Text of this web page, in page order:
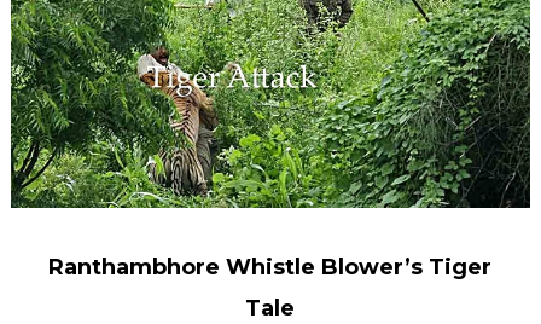
Ranthambhore Whistle Blower’s Tiger
Tale